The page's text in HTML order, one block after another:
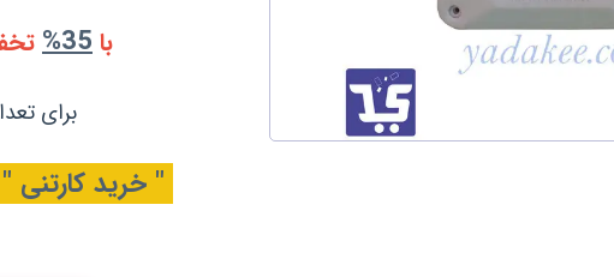
با35%
برای
" خرید کارتنی "